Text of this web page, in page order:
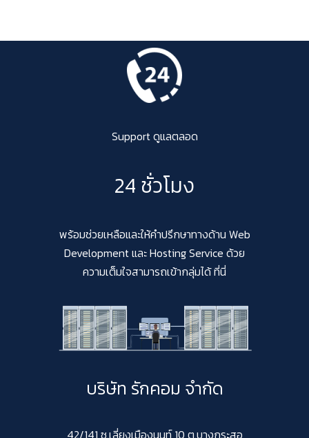
Support ดูแลตลอด
24 ชั่วโมง
พร้อมช่วยเหลือและให้คำปรึกษาทางด้าน Web
Development และ Hosting Service ด้วย
ความเต็มใจสามารถเข้ากลุ่มได้ ที่นี่
บริษัท รักคอม จำกัด
42/141 ซ.เลี่ยงเมืองนนท์ 10 ต.บางกระสอ